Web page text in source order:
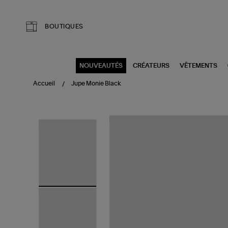
BOUTIQUES
NOUVEAUTÉS CRÉATEURS VÊTEMENTS
Accueil Jupe Monie Black